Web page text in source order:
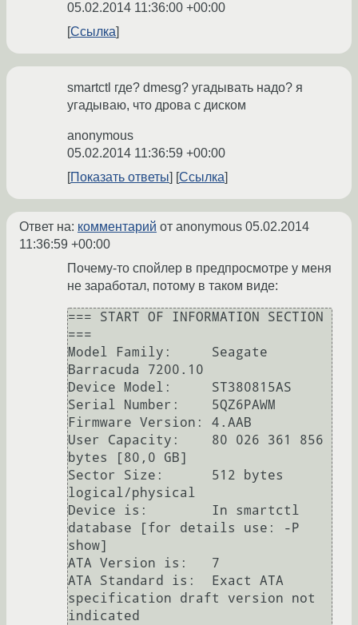
05.02.2014 11:36:00 +00:00
Ссылка
smartctl гдe? dmesg? угадывать надо? я
угадываю, что дрова с диском
anonymous
05.02.2014 11:36:59 +00:00
Показать ответы
Ссылка
Ответ на: комментарий от anonymous 05.02.2014
11:36:59 +00:00
Почему-то спойлер в предпросмотре у меня
не заработал, потому в таком виде:
=== START OF INFORMATION SECTION
===
Model Family:     Seagate
Barracuda 7200.10
Device Model:     ST380815AS
Serial Number:    5QZ6PAWM
Firmware Version: 4.AAB
User Capacity:    80 026 361 856
bytes [80,0 GB]
Sector Size:      512 bytes
logical/physical
Device is:        In smartctl
database [for details use: -P
show]
ATA Version is:   7
ATA Standard is:  Exact ATA
specification draft version not
indicated